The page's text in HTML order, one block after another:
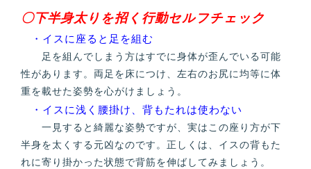
〇下半身太りを招く行動セルフチェック
・イスに座ると足を組む
足を組んでしまう方はすでに身体が歪んでいる可能
性があります。両足を床につけ、左右のお尻に均等に体
重を載せた姿勢を心がけましょう。
・イスに浅く腰掛け、背もたれは使わない
一見すると綺麗な姿勢ですが、実はこの座り方が下
半身を太くする元凶なのです。正しくは、イスの背もた
れに寄り掛かった状態で背筋を伸ばしてみましょう。